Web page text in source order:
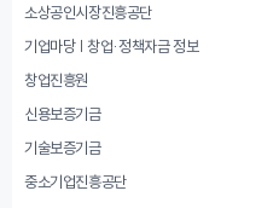
소상공인시장진흥공단
기업마당 | 창업·정책자금 정보
창업진흥원
신용보증기금
기술보증기금
중소기업진흥공단